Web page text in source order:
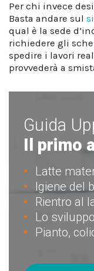
Per chi invece
Basta andare sul
qual è la sede
richiedere gli
spedire i lavori
provvederà a
Guida
Il primo
Latte
Igiene del
Rientro al
Lo
Pianto,